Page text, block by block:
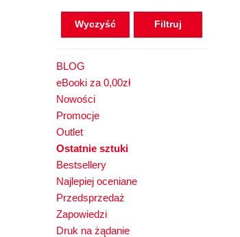
Wyczyść
BLOG
eBooki za 0,00zł
Nowości
Promocje
Outlet
Ostatnie sztuki
Bestsellery
Najlepiej oceniane
Przedsprzedaż
Zapowiedzi
Druk na żądanie